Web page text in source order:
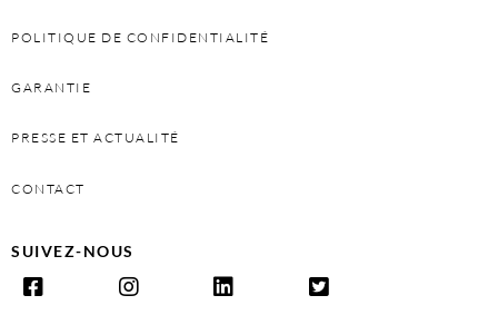
POLITIQUE DE CONFIDENTIALITÉ
GARANTIE
PRESSE ET ACTUALITÉ
CONTACT
SUIVEZ-NOUS